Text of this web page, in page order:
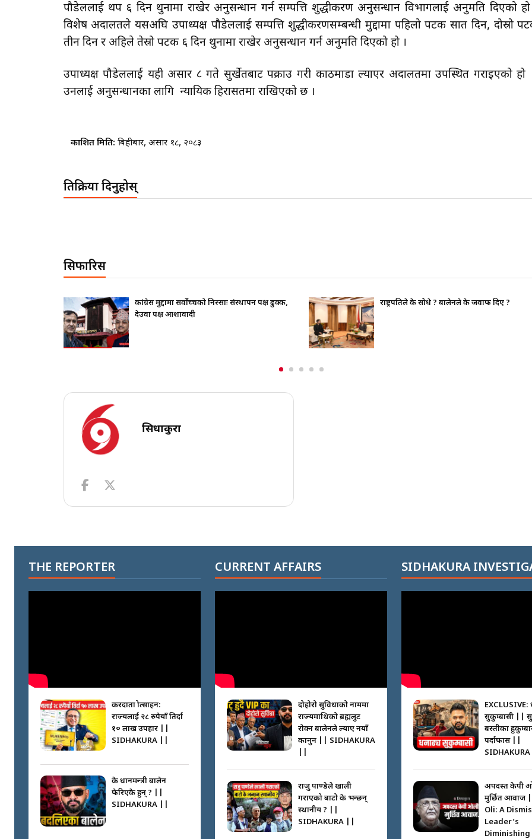
पौडेललाई थप ६ दिन थुनामा राखेर अनुसन्धान गर्न सम्पत्ति शुद्धीकरण अनुसन्धान विभागलाई अनुमति दिएको हो
विशेष अदालतले यसअघि उपाध्यक्ष पौडेललाई सम्पत्ति शुद्धीकरणसम्बन्धी मुद्दामा पहिलो पटक सात दिन, दोस्रो
तीन दिन र अहिले तेस्रो पटक ६ दिन थुनामा राखेर अनुसन्धान गर्न अनुमति दिएको हो ।
उपाध्यक्ष पौडेललाई यही असार ८ गते सुर्खेतबाट पक्राउ गरी काठमाडौँ ल्याएर अदालतमा उपस्थित गराइएको हो
उनलाई अनुसन्धानका लागि न्यायिक हिरासतमा राखिएको छ ।
प्रकाशित मिति: बिहीबार, असार १८, २०८३
प्रतिक्रिया दिनुहोस्
सिफारिस
राष्ट्रपतिले के सोधे ? बालेनले के जवाफ दिए ?
भाइचारा खलबलाउने कुनै पनि क्रियाकलापप्रति
सिधाकुरा
THE REPORTER
करदाता प्रोत्साहन:
राज्यलाई २८ रुपैयाँ तिर्दा
१० लाख उपहार ||
SIDHAKURA ||
के प्रधानमन्त्री बालेन
फेरिएकै हुन् ? ||
SIDHAKURA ||
CURRENT AFFAIRS
दोहोरो सुविधाको नाममा
राज्यमाथिको ब्रह्मलुट
रोक्न बालेनले ल्याए नयाँ
कानुन || SIDHAKURA
राजु पाण्डेले खाली
गराएको बाटो के भन्छन्
स्थानीय ? ||
SIDHAKURA ||
SIDHAKURA
EXCLUSIVE:
सुकुम्बासी ||
बस्तीका
पर्दाफास ||
SIDHAKURA
अपदस्त केपी
मुर्छित आवाज
Oli: A
Leader’s
Diminishing